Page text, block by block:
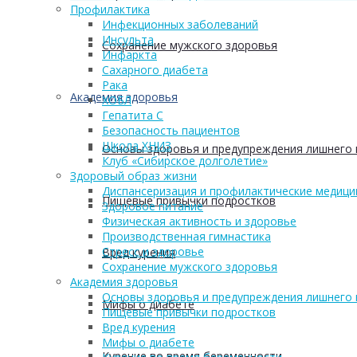
Сохранение мужского здоровья
Академия здоровья
Основы здоровья и предупреждения лишнего
Пищевые привычки подростков
Вред курения
Мифы о диабете
Профилактика
Инфекционных заболеваний
Инсульта
Инфаркта
Сахарного диабета
Рака
ХОБЛ
Гепатита С
Безопасность пациентов
Школа ХНИЗ
Клуб «Сибирское долголетие»
Здоровый образ жизни
Диспансеризация и профилактические
Здоровое питание
Физическая активность и здоровье
Производственная гимнастика
Стресс и здоровье
Сохранение мужского здоровья
Академия здоровья
Основы здоровья и предупреждения лишнего
Пищевые привычки подростков
Вред курения
Мифы о диабете